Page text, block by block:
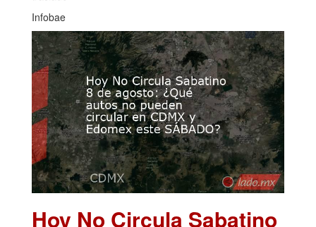
Infobae
Hoy No Circula Sabatino